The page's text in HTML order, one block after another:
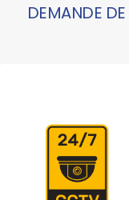
DEMANDE